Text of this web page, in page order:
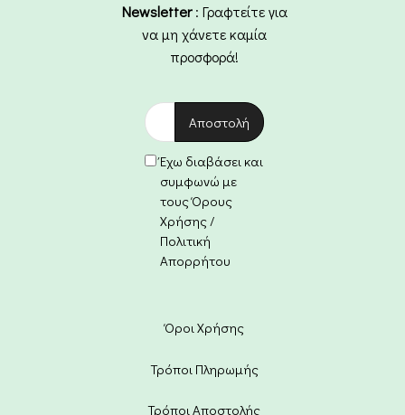
Newsletter: Γραφτείτε για
να μη χάνετε καμία
προσφορά!
Έχω διαβάσει και
συμφωνώ με
τους Όρους
Χρήσης /
Πολιτική
Απορρήτου
Όροι Χρήσης
Τρόποι Πληρωμής
Τρόποι Αποστολής